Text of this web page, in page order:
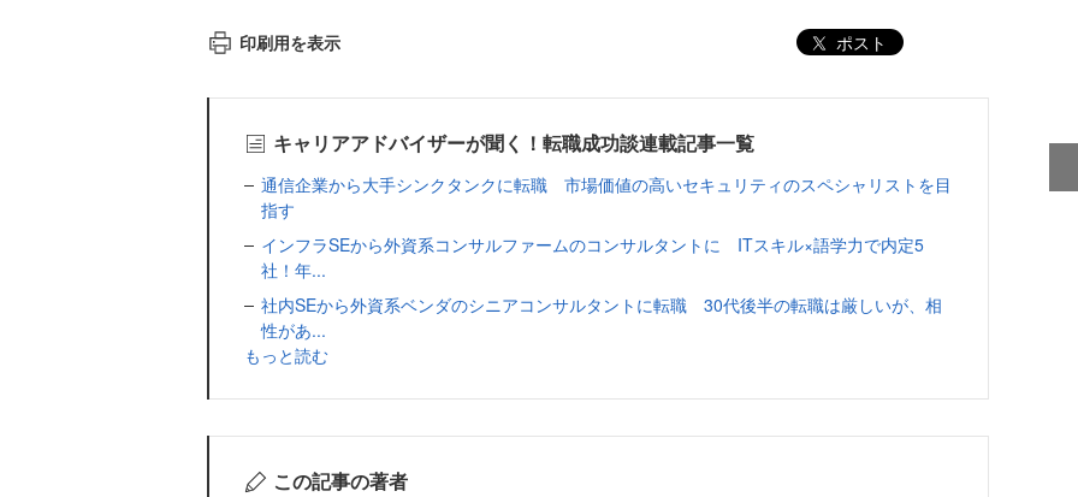
印刷用を表示 ポスト
キャリアアドバイザーが聞く！転職成功談連載記事一覧
通信企業から大手シンクタンクに転職 市場価値の高いセキュリティのスペシャリストを目
指す
インフラSEから外資系コンサルファームのコンサルタントに ITスキル×語学力で内定5
社！年...
社内SEから外資系ベンダのシニアコンサルタントに転職 30代後半の転職は厳しいが、相
性があ...
もっと読む
この記事の著者